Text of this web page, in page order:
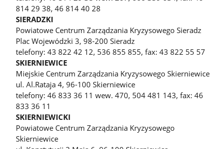
814 29 38, 46 814 40 28
SIERADZKI
Powiatowe Centrum Zarządzania Kryzysowego Sieradz
Plac Wojewódzki 3, 98-200 Sieradz
telefony: 43 822 42 12, 536 855 855, fax: 43 822 55 57
SKIERNIEWICE
Miejskie Centrum Zarządzania Kryzysowego Skierniewice
ul. Al.Rataja 4, 96-100 Skierniewice
telefony: 46 833 36 11 wew. 470, 504 481 143, fax: 46
833 36 11
SKIERNIEWICKI
Powiatowe Centrum Zarządzania Kryzysowego
Skierniewice